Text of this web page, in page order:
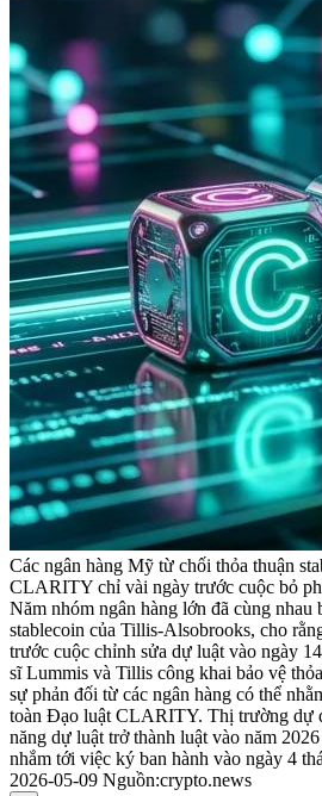
Các ngân hàng Mỹ từ chối thỏa thuận
CLARITY chỉ vài ngày trước cuộc bỏ
Năm nhóm ngân hàng lớn đã cùng nhau
stablecoin của Tillis-Alsobrooks, cho
trước cuộc chỉnh sửa dự luật vào ngày
sĩ Lummis và Tillis công khai bảo vệ
sự phản đối từ các ngân hàng có thể
toàn Đạo luật CLARITY. Thị trường dự
năng dự luật trở thành luật vào năm
nhắm tới việc ký ban hành vào ngày 4
2026-05-09 Nguồn:crypto.news